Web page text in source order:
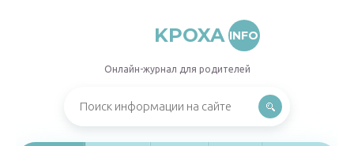
KPOXA INFO
Онлайн-журнал для родителей